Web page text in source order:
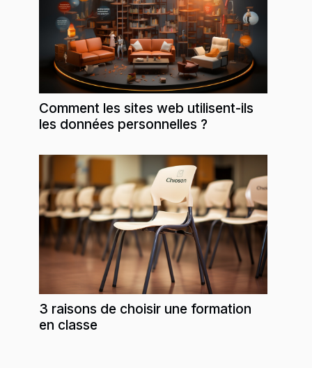
Comment les sites web utilisent-ils
les données personnelles ?
3 raisons de choisir une formation
en classe